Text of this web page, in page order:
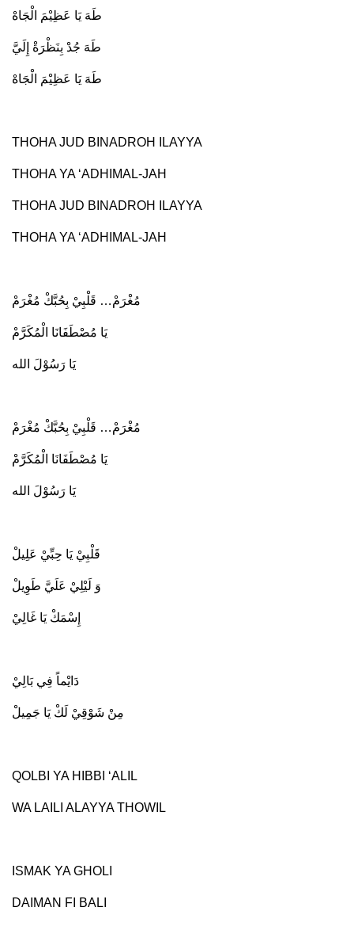
طَهَ يَا عَظِيْمَ الْجَاهْ
طَهَ جُدْ بِنَظْرَةْ إِلَيَّ
طَهَ يَا عَظِيْمَ الْجَاهْ
THOHA JUD BINADROH ILAYYA
THOHA YA ‘ADHIMAL-JAH
THOHA JUD BINADROH ILAYYA
THOHA YA ‘ADHIMAL-JAH
مُغْرَمْ… قَلْبِيْ بِحُبَّكْ مُغْرَمْ
يَا مُصْطَفَانَا الْمُكَرَّمْ
يَا رَسُوْلَ الله
مُغْرَمْ… قَلْبِيْ بِحُبَّكْ مُغْرَمْ
يَا مُصْطَفَانَا الْمُكَرَّمْ
يَا رَسُوْلَ الله
قَلْبِيْ يَا حِبِّيْ عَلِيلْ
وَ لَيْلِيْ عَلَيَّ طَوِيلْ
إِسْمَكْ يَا غَالِيْ
دَايْماً فِي بَالِيْ
مِنْ شَوْقِيْ لَكْ يَا جَمِيلْ
QOLBI YA HIBBI ‘ALIL
WA LAILI ALAYYA THOWIL
ISMAK YA GHOLI
DAIMAN FI BALI